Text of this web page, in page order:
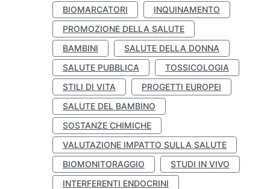
BIOMARCATORI
INQUINAMENTO
PROMOZIONE DELLA SALUTE
BAMBINI
SALUTE DELLA DONNA
SALUTE PUBBLICA
TOSSICOLOGIA
STILI DI VITA
PROGETTI EUROPEI
SALUTE DEL BAMBINO
SOSTANZE CHIMICHE
VALUTAZIONE IMPATTO SULLA SALUTE
BIOMONITORAGGIO
STUDI IN VIVO
INTERFERENTI ENDOCRINI